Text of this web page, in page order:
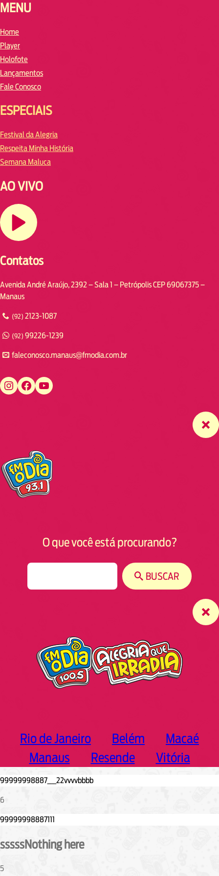
MENU
Home
Player
Holofote
Lançamentos
Fale Conosco
ESPECIAIS
Festival da Alegria
Respeita Minha História
Semana Maluca
AO VIVO
Contatos
Avenida André Araújo, 2392 – Sala 1 – Petrópolis CEP 69067375 –
Manaus
(92) 2123-1087
(92) 99226-1239
faleconosco.manaus@fmodia.com.br
https://www.instagram.com/fmodiamanaus/ https://www.facebook.com/fmodiamanaus https://www.youtube.com/user/radiofmodia
O que você está procurando?
BUSCAR
Rio de Janeiro Belém
Macaé
Manaus
Resende Vitória
6
sssssNothing here
5